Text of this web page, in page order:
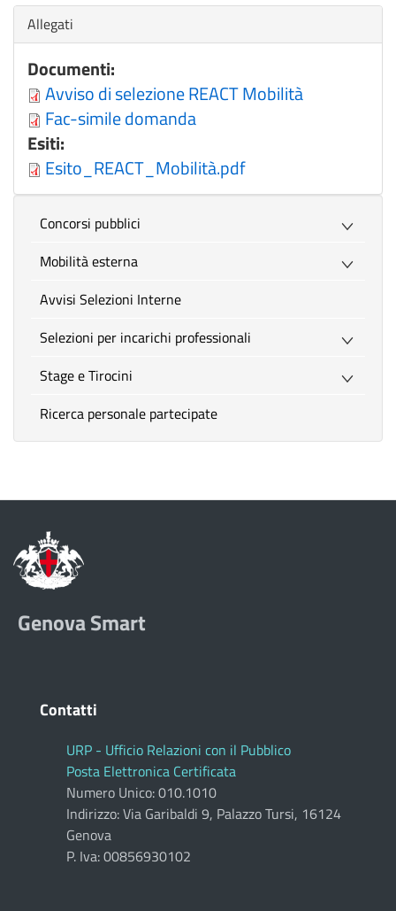
Nascondi
Allegati
Documenti:
Avviso di selezione REACT Mobilità
Fac-simile domanda
Esiti:
Esito_REACT_Mobilità.pdf
Concorsi pubblici
Mobilità esterna
Avvisi Selezioni Interne
Selezioni per incarichi professionali
Stage e Tirocini
Ricerca personale partecipate
Genova Smart
Contatti
URP - Ufficio Relazioni con il Pubblico
Posta Elettronica Certificata
Numero Unico: 010.1010
Indirizzo: Via Garibaldi 9, Palazzo Tursi, 16124
Genova
P. Iva: 00856930102